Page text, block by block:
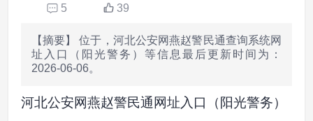
5
39
【摘要】 位于，河北公安网燕赵警民通查询系统网
址入口（阳光警务）等信息最后更新时间为：
2026-06-06。
河北公安网燕赵警民通网址入口（阳光警务）